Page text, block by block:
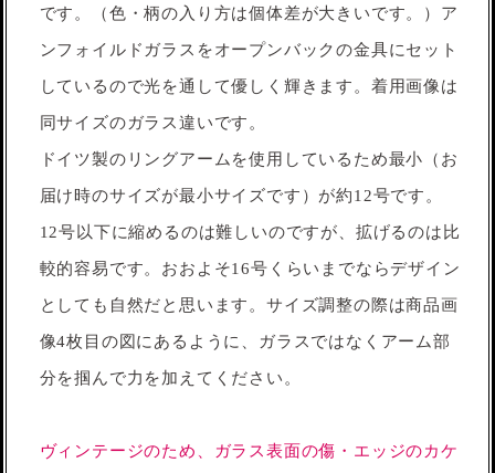
です。（色・柄の入り方は個体差が大きいです。）ア
ンフォイルドガラスをオープンバックの金具にセット
しているので光を通して優しく輝きます。着用画像は
同サイズのガラス違いです。
ドイツ製のリングアームを使用しているため最小（お
届け時のサイズが最小サイズです）が約12号です。
12号以下に縮めるのは難しいのですが、拡げるのは比
較的容易です。おおよそ16号くらいまでならデザイン
としても自然だと思います。サイズ調整の際は商品画
像4枚目の図にあるように、ガラスではなくアーム部
分を掴んで力を加えてください。
ヴィンテージのため、ガラス表面の傷・エッジのカケ